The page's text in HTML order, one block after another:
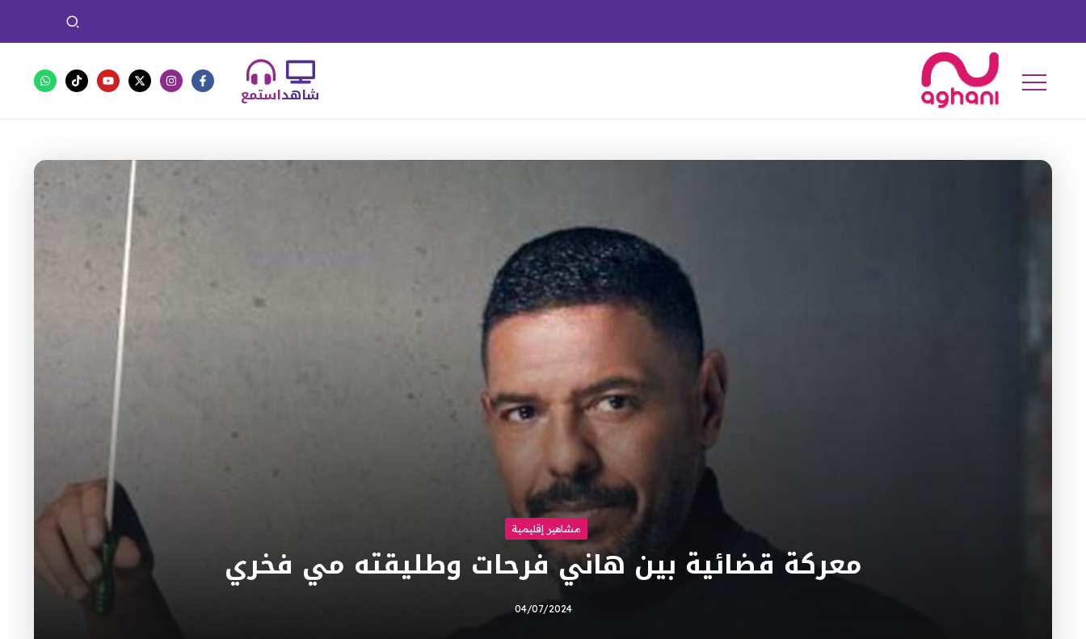
استمعشاهد
مشاهير إقليمية
معركة قضائية بين هاني فرحات وطليقته مي فخري
04/07/2024